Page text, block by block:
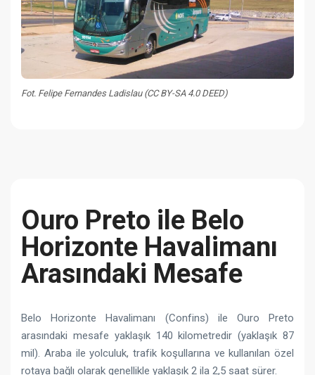
Fot. Felipe Fernandes Ladislau (CC BY-SA 4.0 DEED)
Ouro Preto ile Belo
Horizonte Havalimanı
Arasındaki Mesafe
Belo Horizonte Havalimanı (Confins) ile Ouro Preto
arasındaki mesafe yaklaşık 140 kilometredir (yaklaşık 87
mil). Araba ile yolculuk, trafik koşullarına ve kullanılan özel
rotaya bağlı olarak genellikle yaklaşık 2 ila 2,5 saat sürer.